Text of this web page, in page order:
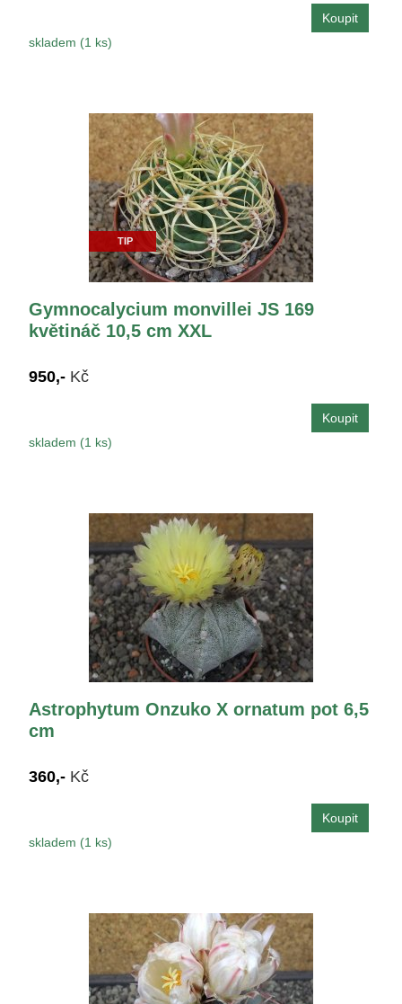
skladem (1 ks)
TIP
Gymnocalycium monvillei JS 169
květináč 10,5 cm XXL
950,- Kč
skladem (1 ks)
Astrophytum Onzuko X ornatum pot 6,5
cm
360,- Kč
skladem (1 ks)